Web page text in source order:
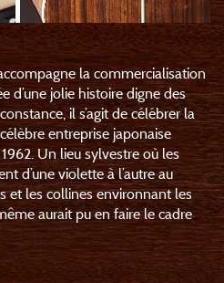
la commercialisation
d’une jolie histoire digne des
il s’agit de célébrer la
entreprise japonaise
Un lieu sylvestre où les
d’une violette à l’autre au
et les collines environnant les
aurait pu en faire le cadre